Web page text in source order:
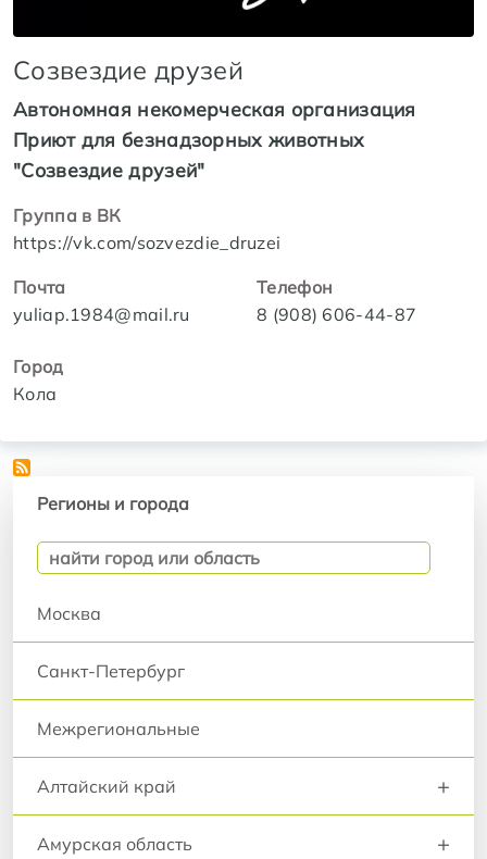
Созвездие друзей
Автономная некомерческая организация
Приют для безнадзорных животных
"Созвездие друзей"
Группа в ВК
https://vk.com/sozvezdie_druzei
Почта
yuliap.1984@mail.ru
Телефон
8 (908) 606-44-87
Город
Кола
Регионы и города
Москва
Санкт-Петербург
Межрегиональные
Алтайский край +
Амурская область +